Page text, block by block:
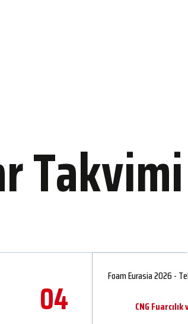
Takvimi
04 Foam Eurasia 2026 -
CNG